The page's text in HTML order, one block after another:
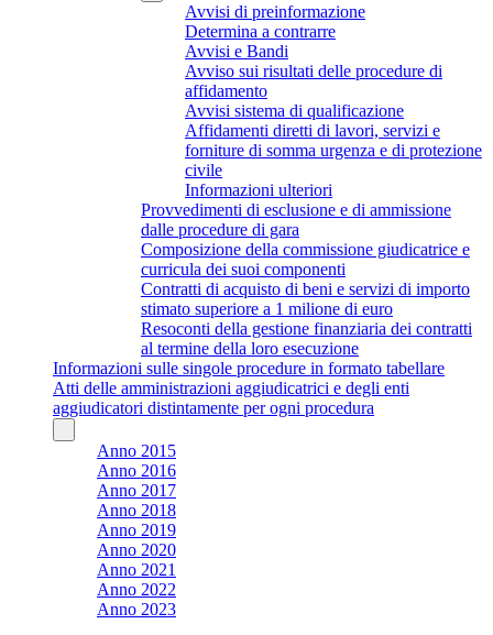
Avvisi di preinformazione
Determina a contrarre
Avvisi e Bandi
Avviso sui risultati delle procedure di
affidamento
Avvisi sistema di qualificazione
Affidamenti diretti di lavori, servizi e
forniture di somma urgenza e di protezione
civile
Informazioni ulteriori
Provvedimenti di esclusione e di ammissione
dalle procedure di gara
Composizione della commissione giudicatrice e
curricula dei suoi componenti
Contratti di acquisto di beni e servizi di importo
stimato superiore a 1 milione di euro
Resoconti della gestione finanziaria dei contratti
al termine della loro esecuzione
Informazioni sulle singole procedure in formato tabellare
Atti delle amministrazioni aggiudicatrici e degli enti
aggiudicatori distintamente per ogni procedura
Anno 2015
Anno 2016
Anno 2017
Anno 2018
Anno 2019
Anno 2020
Anno 2021
Anno 2022
Anno 2023